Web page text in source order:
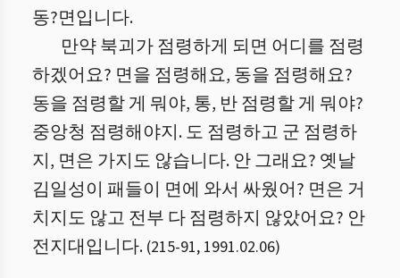
동?면입니다.
만약 북괴가 점령하게 되면 어디를 점령
하겠어요? 면을 점령해요, 동을 점령해요?
동을 점령할 게 뭐야, 통, 반 점령할 게 뭐야?
중앙청 점령해야지. 도 점령하고 군 점령하
지, 면은 가지도 않습니다. 안 그래요? 옛날
김일성이 패들이 면에 와서 싸웠어? 면은 거
치지도 않고 전부 다 점령하지 않았어요? 안
전지대입니다. (215-91, 1991.02.06)